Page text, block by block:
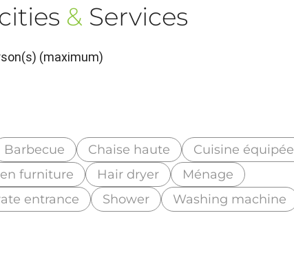
& Services
(maximum)
Barbecue Chaise haute
Cuisine équipée
furniture Hair dryer
Ménage
entrance Shower
Washing machine